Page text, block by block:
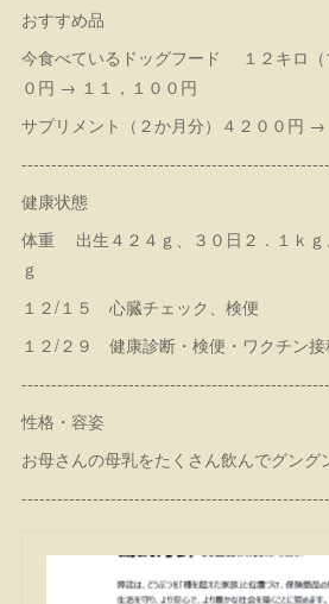
おすすめ品
今食べているドッグフード １２キロ（
０円 → １１，１００円
サプリメント（２か月分）４２００円
健康状態
体重 出生４２４ｇ、３０日２．１ｋｇ
ｇ
１２/１５ 心臓チェック、検便
１２/２９ 健康診断・検便・ワクチン接
性格・容姿
お母さんの母乳をたくさん飲んでグング